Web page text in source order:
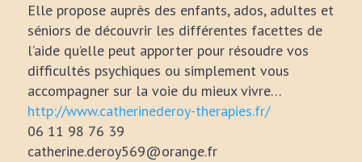
Elle propose auprès des enfants, ados, adultes et
séniors de découvrir les différentes facettes de
l’aide qu’elle peut apporter pour résoudre vos
difficultés psychiques ou simplement vous
accompagner sur la voie du mieux vivre…
http://www.catherinederoy-therapies.fr/
06 11 98 76 39
catherine.deroy569@orange.fr